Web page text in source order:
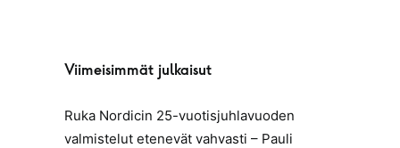
Viimeisimmät julkaisut
Ruka Nordicin 25-vuotisjuhlavuoden
valmistelut etenevät vahvasti – Pauli